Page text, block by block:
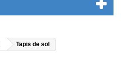
Tapis de sol